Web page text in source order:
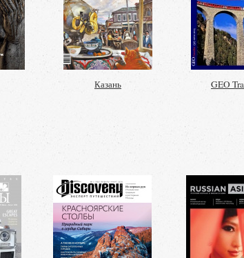
Казань GEO